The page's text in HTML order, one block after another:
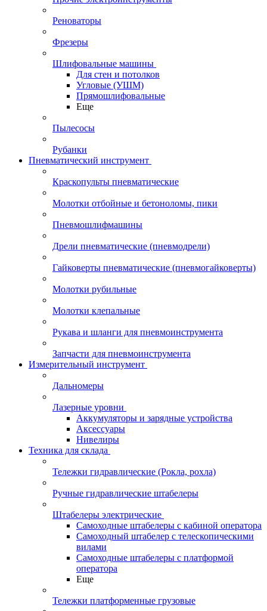
Реноваторы
Фрезеры
Шлифовальные машины
Для стен и потолков
Угловые (УШМ)
Прямошлифовальные
Еще
Пылесосы
Рубанки
Пневматический инструмент
Краскопульты пневматические
Молотки отбойные и бетоноломы, пики
Пневмошлифмашины
Дрели пневматические (пневмодрели)
Гайковерты пневматические (пневмогайковерты)
Молотки рубильные
Молотки клепальные
Рукава и шланги для пневмоинструмента
Запчасти для пневмоинструмента
Измерительный инструмент
Дальномеры
Лазерные уровни
Аккумуляторы и зарядные устройства
Аксессуары
Нивелиры
Техника для склада
Тележки гидравлические (Рокла, рохла)
Ручные гидравлические штабелеры
Штабелеры электрические
Самоходные штабелеры с кабиной оператора
Самоходный штабелер с телескопическими
вилами
Самоходные штабелеры с платформой
оператора
Еще
Тележки платформенные грузовые